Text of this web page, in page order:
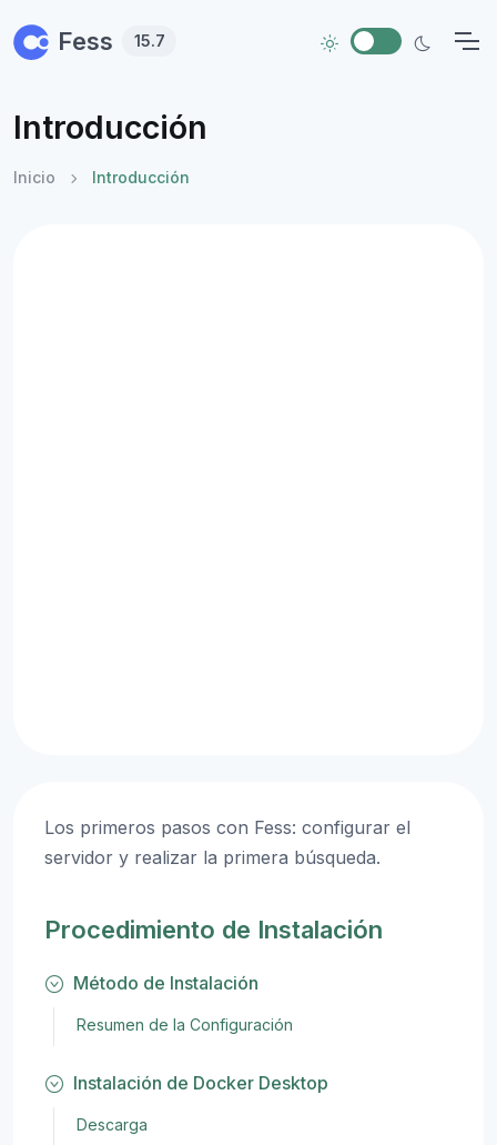
Fess 15.7
Introducción
Inicio Introducción
Los primeros pasos con Fess: configurar el
servidor y realizar la primera búsqueda.
Procedimiento de Instalación
Método de Instalación
Resumen de la Configuración
Instalación de Docker Desktop
Descarga